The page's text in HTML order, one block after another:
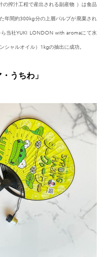
搾汁工程で産出される副産物 ）は食品
年間約300kg分の上層パルプが廃棄され
当社YUKI LONDON with aromaにて水
ャルオイル）1kgの抽出に成功。
うちわ」